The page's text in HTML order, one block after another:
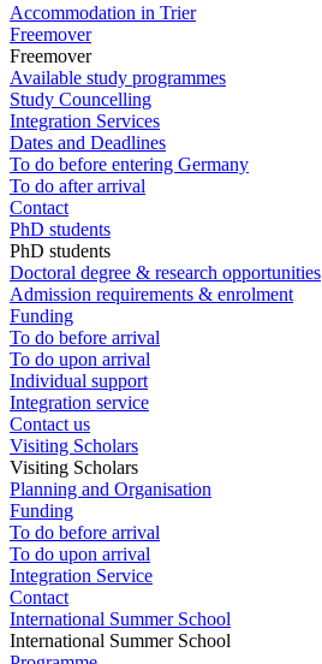
Accommodation in Trier
Freemover
Freemover
Available study programmes
Study Councelling
Integration Services
Dates and Deadlines
To do before entering Germany
To do after arrival
Contact
PhD students
PhD students
Doctoral degree & research opportunities
Admission requirements & enrolment
Funding
To do before arrival
To do upon arrival
Individual support
Integration service
Contact us
Visiting Scholars
Visiting Scholars
Planning and Organisation
Funding
To do before arrival
To do upon arrival
Integration Service
Contact
International Summer School
International Summer School